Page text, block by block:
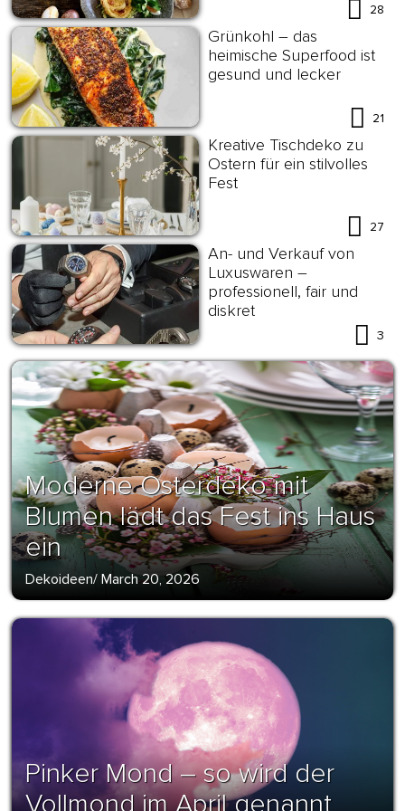
28
Grünkohl – das
heimische Superfood ist
gesund und lecker
21
Kreative Tischdeko zu
Ostern für ein stilvolles
Fest
27
An- und Verkauf von
Luxuswaren –
professionell, fair und
diskret
3
Moderne Osterdeko mit
Blumen lädt das Fest ins Haus
ein
Dekoideen/ March 20, 2026
Pinker Mond – so wird der
Vollmond im April genannt